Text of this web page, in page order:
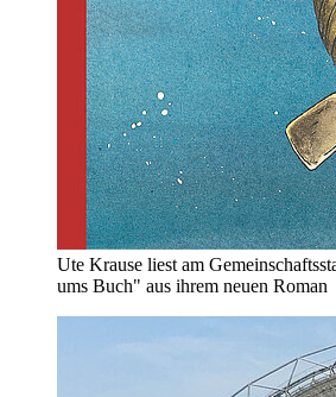
Ute Krause liest am
ums Buch" aus ihrem neuen Roman